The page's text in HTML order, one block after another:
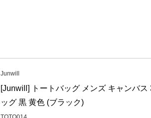
Junwill
[Junwill] トートバッグ メンズ キャンバ
ッグ 黒 黄色 (ブラック)